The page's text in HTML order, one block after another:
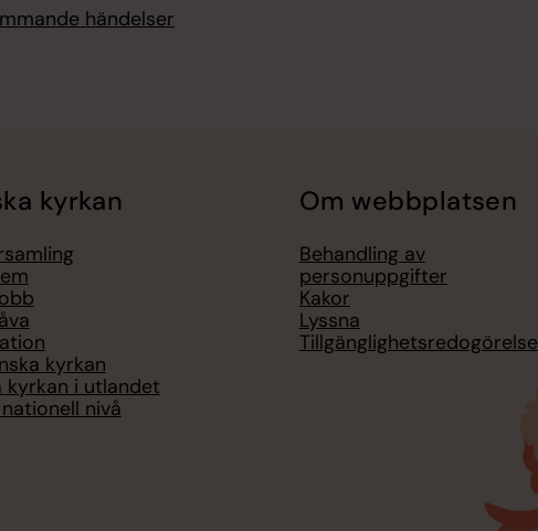
händelser
kyrkan
kyrkan
kyrkan i utlandet
nivå
Om webbplatsen
Behandling av
personuppgifter
Kakor
Lyssna
Tillgänglighetsredogörelse